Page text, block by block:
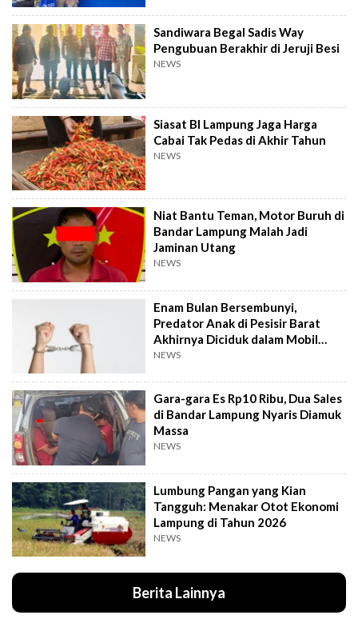
Sandiwara Begal Sadis Way
Pengubuan Berakhir di Jeruji Besi
NEWS
Siasat BI Lampung Jaga Harga
Cabai Tak Pedas di Akhir Tahun
NEWS
Niat Bantu Teman, Motor Buruh di
Bandar Lampung Malah Jadi
Jaminan Utang
NEWS
Enam Bulan Bersembunyi,
Predator Anak di Pesisir Barat
Akhirnya Diciduk dalam Mobil
Travel
NEWS
Gara-gara Es Rp10 Ribu, Dua Sales
di Bandar Lampung Nyaris Diamuk
Massa
NEWS
Lumbung Pangan yang Kian
Tangguh: Menakar Otot Ekonomi
Lampung di Tahun 2026
NEWS
Berita Lainnya